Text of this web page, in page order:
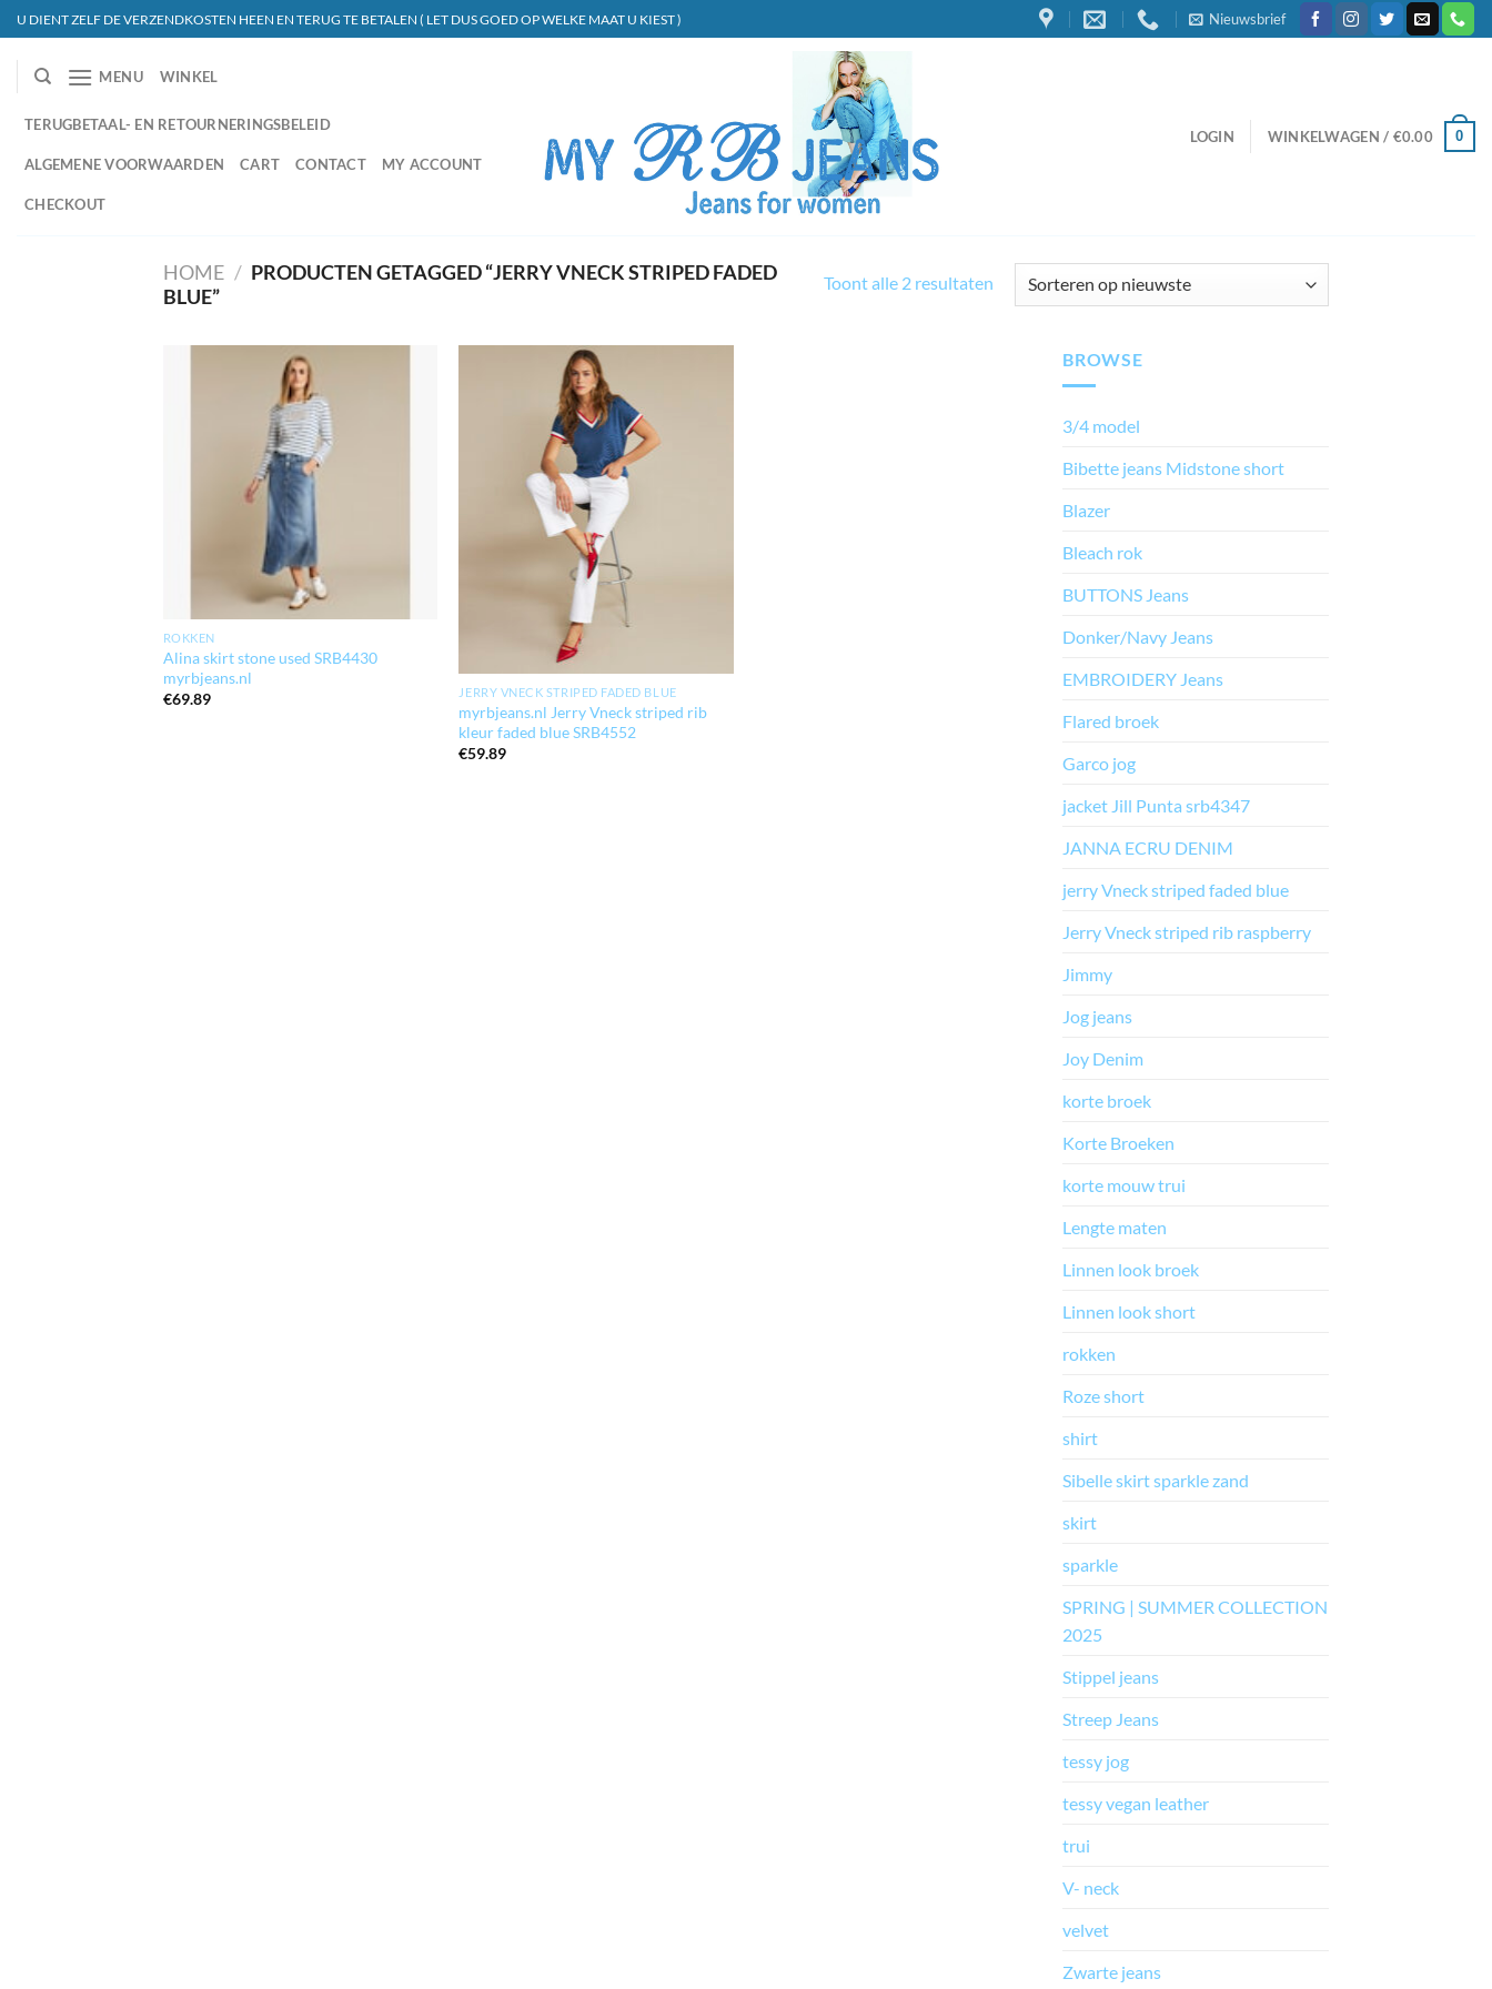
Ga
naar
inhoud
U DIENT ZELF DE VERZENDKOSTEN HEEN EN TERUG TE BETALEN ( LET DUS GOED OP WELKE MAAT U KIEST ) Nieuwsbrief
MENU WINKEL
TERUGBETAAL- EN RETOURNERINGSBELEID
ALGEMENE VOORWAARDEN CART CONTACT MY ACCOUNT
CHECKOUT
LOGIN WINKELWAGEN / €0.00 0
HOME / PRODUCTEN GETAGGED “JERRY VNECK STRIPED FADED
BLUE”
Toont alle 2 resultatenGesorteerd
ROKKEN
Alina skirt stone used SRB4430
myrbjeans.nl
€69.89 JERRY VNECK STRIPED FADED BLUE
myrbjeans.nl Jerry Vneck striped rib
kleur faded blue SRB4552
€59.89
BROWSE
3/4 model
Bibette jeans Midstone short
Blazer
Bleach rok
BUTTONS Jeans
Donker/Navy Jeans
EMBROIDERY Jeans
Flared broek
Garco jog
jacket Jill Punta srb4347
JANNA ECRU DENIM
jerry Vneck striped faded blue
Jerry Vneck striped rib raspberry
Jimmy
Jog jeans
Joy Denim
korte broek
Korte Broeken
korte mouw trui
Lengte maten
Linnen look broek
Linnen look short
rokken
Roze short
shirt
Sibelle skirt sparkle zand
skirt
sparkle
SPRING | SUMMER COLLECTION
2025
Stippel jeans
Streep Jeans
tessy jog
tessy vegan leather
trui
V- neck
velvet
Zwarte jeans